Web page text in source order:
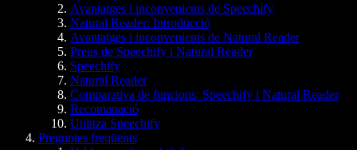
Avantatges i inconvenients de Speechify
Natural Reader: Introducció
Avantatges i inconvenients de Natural Reader
Preus de Speechify i Natural Reader
Speechify
Natural Reader
Comparativa de funcions: Speechify i Natural Reader
Recomanació
Utilitza Speechify
Preguntes freqüents